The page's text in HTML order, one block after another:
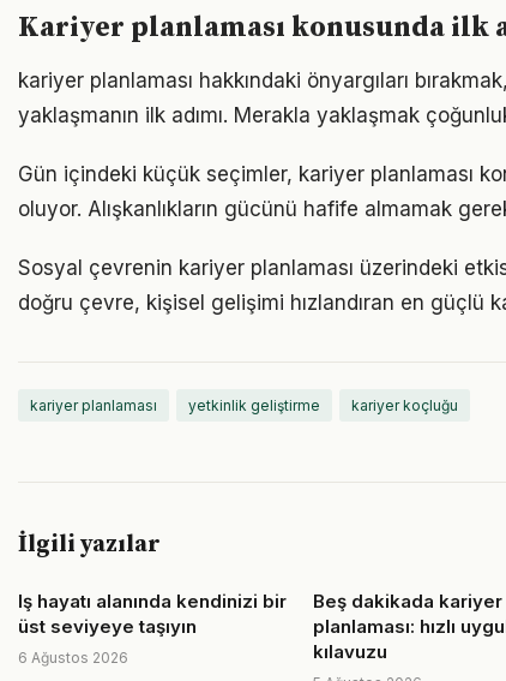
Kariyer planlaması konusunda ilk
kariyer planlaması hakkındaki önyargıları
yaklaşmanın ilk adımı. Merakla yaklaşmak
Gün içindeki küçük seçimler, kariyer planlaması
oluyor. Alışkanlıkların gücünü hafife almamak
Sosyal çevrenin kariyer planlaması üzerindeki
doğru çevre, kişisel gelişimi hızlandıran en güçlü
kariyer planlaması yetkinlik geliştirme kariyer koçluğu
İlgili yazılar
Iş hayatı alanında kendinizi bir
üst seviyeye taşıyın
6 Ağustos 2026
Beş dakikada kariyer
planlaması: hızlı
kılavuzu